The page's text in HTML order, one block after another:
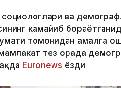
ва
камайиб
томонидан амалга
тез орада
Еuronews ёзди.